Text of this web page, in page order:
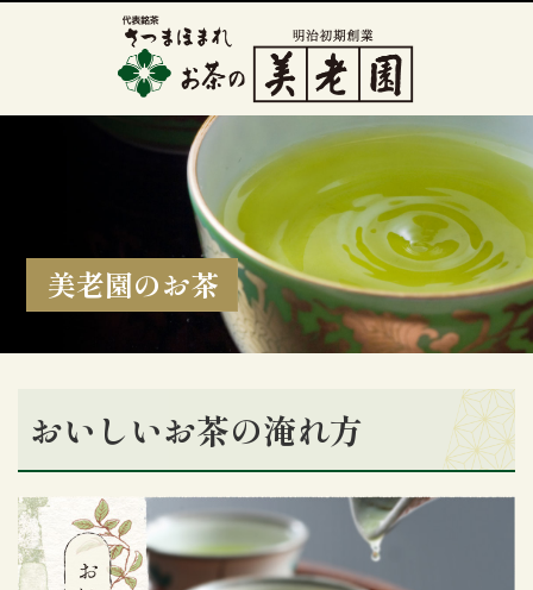
美老園のお茶
おいしいお茶の淹れ方